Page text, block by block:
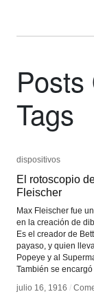
Tags
dispositivos
El rotoscopio
Fleischer
Max Fleischer fue
en la creación de
Es el creador de
payaso, y quien
Popeye y al
También se
julio 16, 1916 /
dispositivos
El rotoscopio
Fleischer
julio 16, 1916 /